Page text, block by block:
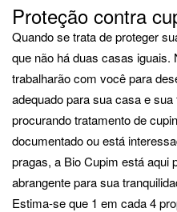
Proteção contra
Quando se trata de proteger
que não há duas casas
trabalharão com você para
adequado para sua casa e
procurando tratamento de
documentado ou está
pragas, a Bio Cupim está aqui
abrangente para sua
Estima-se que 1 em cada 4